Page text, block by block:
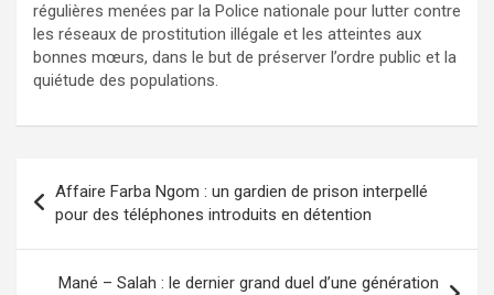
régulières menées par la Police nationale pour lutter contre
les réseaux de prostitution illégale et les atteintes aux
bonnes mœurs, dans le but de préserver l’ordre public et la
quiétude des populations.
Affaire Farba Ngom : un gardien de prison interpellé
pour des téléphones introduits en détention
Mané – Salah : le dernier grand duel d’une génération